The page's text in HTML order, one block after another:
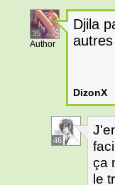
35
Author
Djila
DizonX
46
ça
le